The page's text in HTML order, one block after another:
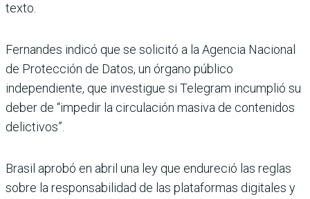
texto.
Fernandes indicó que se solicitó a la Agencia Nacional
de Protección de Datos, un órgano público
independiente, que investigue si Telegram incumplió su
deber de “impedir la circulación masiva de contenidos
delictivos”.
Brasil aprobó en abril una ley que endureció las reglas
sobre la responsabilidad de las plataformas digitales y